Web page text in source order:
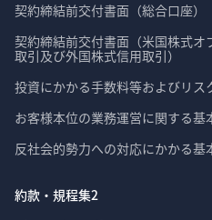
契約締結前交付書面（総合口座）
契約締結前交付書面（米国株式オ
取引及び外国株式信用取引）
投資にかかる手数料等およびリス
お客様本位の業務運営に関する基
反社会的勢力への対応にかかる基
約款・規程集2